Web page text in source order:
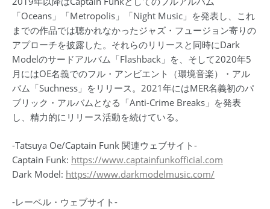
「Oceans」「Metropolis」「Night Music」を発表し、これ
までの作品では聴かれなかったジャズ・フュージョン寄りの
アプローチを披露した。それらのリリースと同時にDark
Modelのサードアルバム「Flashback」を、そして2020年5
月にはOE名義でのフル・アンビエント（環境音楽）・アル
バム「Suchness」をリリース。2021年にはMER名義初のパ
ブリック・アルバムとなる「Anti-Crime Breaks」を発表
し、精力的にリリース活動を続けている。
-Tatsuya Oe/Captain Funk 関連ウェブサイト-
Captain Funk: https://www.captainfunkofficial.com
Dark Model: https://www.darkmodelmusic.com/
-レーベル・ウェブサイト-